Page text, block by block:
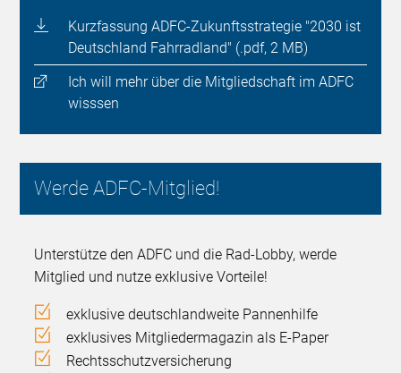
Kurzfassung ADFC-Zukunftsstrategie "2030 ist
Deutschland Fahrradland" (.pdf, 2 MB)
Ich will mehr über die Mitgliedschaft im ADFC
wisssen
Werde ADFC-Mitglied!
Unterstütze den ADFC und die Rad-Lobby, werde
Mitglied und nutze exklusive Vorteile!
exklusive deutschlandweite Pannenhilfe
exklusives Mitgliedermagazin als E-Paper
Rechtsschutzversicherung